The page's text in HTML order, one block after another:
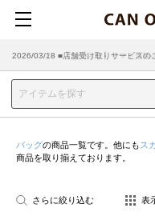
2026/07/29 ■【お知らせ】ヤマト運輸
2026/03/18 ■店舗受け取りサービスの
バッグの商品一覧です。他にも ス
商品を取り揃えております。
さらに絞り込む 表